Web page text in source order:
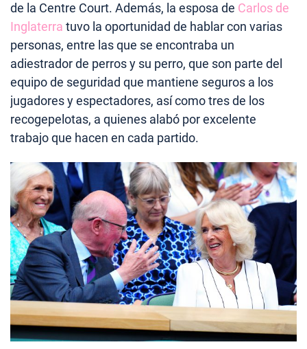
de la Centre Court. Además, la esposa de Carlos de
Inglaterra tuvo la oportunidad de hablar con varias
personas, entre las que se encontraba un
adiestrador de perros y su perro, que son parte del
equipo de seguridad que mantiene seguros a los
jugadores y espectadores, así como tres de los
recogepelotas, a quienes alabó por excelente
trabajo que hacen en cada partido.